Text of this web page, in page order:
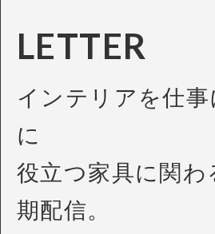
LETTER
インテリアを仕事
に
役立つ家具に関わ
期配信。